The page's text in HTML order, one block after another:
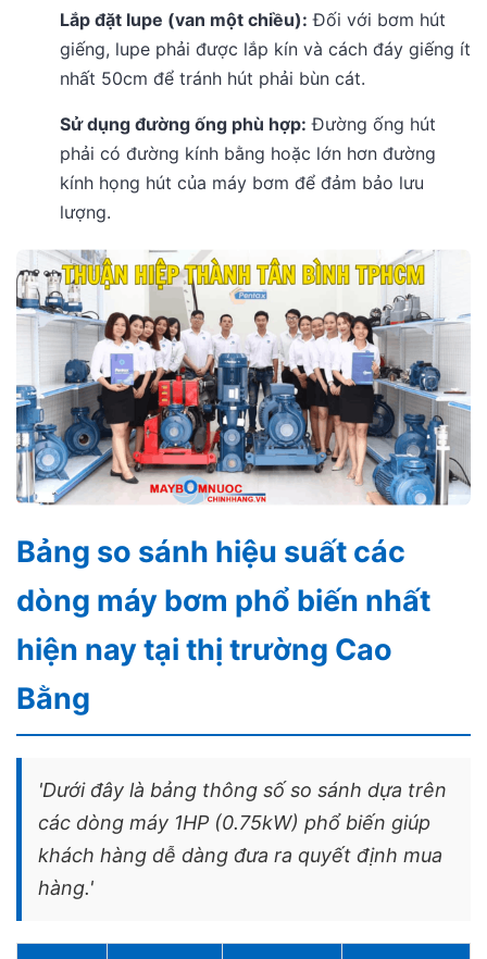
Lắp đặt lupe (van một chiều): Đối với bơm hút
giếng, lupe phải được lắp kín và cách đáy giếng ít
nhất 50cm để tránh hút phải bùn cát.
Sử dụng đường ống phù hợp: Đường ống hút
phải có đường kính bằng hoặc lớn hơn đường
kính họng hút của máy bơm để đảm bảo lưu
lượng.
Bảng so sánh hiệu suất các
dòng máy bơm phổ biến nhất
hiện nay tại thị trường Cao
Bằng
'Dưới đây là bảng thông số so sánh dựa trên
các dòng máy 1HP (0.75kW) phổ biến giúp
khách hàng dễ dàng đưa ra quyết định mua
hàng.'